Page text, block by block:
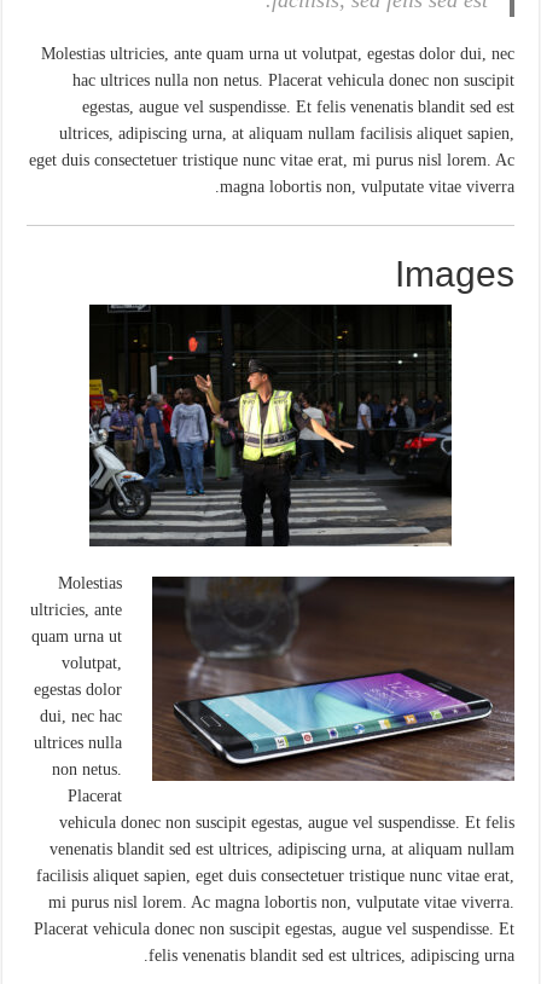
Molestias ultricies, ante quam urna ut volutpat, egestas dolor dui, nec
hac ultrices nulla non netus. Placerat vehicula donec non suscipit
egestas, augue vel suspendisse. Et felis venenatis blandit sed est
ultrices, adipiscing urna, at aliquam nullam facilisis aliquet sapien,
eget duis consectetuer tristique nunc vitae erat, mi purus nisl lorem. Ac
magna lobortis non, vulputate vitae viverra.
Images
Molestias
ultricies, ante
quam urna ut
volutpat,
egestas dolor
dui, nec hac
ultrices nulla
non netus.
Placerat
vehicula donec non suscipit egestas, augue vel suspendisse. Et felis
venenatis blandit sed est ultrices, adipiscing urna, at aliquam nullam
facilisis aliquet sapien, eget duis consectetuer tristique nunc vitae erat,
mi purus nisl lorem. Ac magna lobortis non, vulputate vitae viverra.
Placerat vehicula donec non suscipit egestas, augue vel suspendisse. Et
felis venenatis blandit sed est ultrices, adipiscing urna.